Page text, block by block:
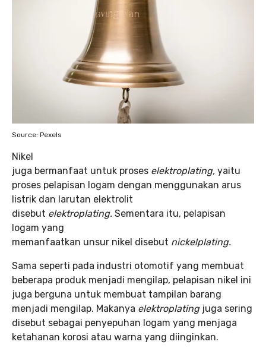
Source: Pexels
Nikel
juga bermanfaat untuk proses elektroplating, yaitu
proses pelapisan logam dengan menggunakan arus
listrik dan larutan elektrolit
disebut elektroplating. Sementara itu, pelapisan
logam yang
memanfaatkan unsur nikel disebut nickelplating.
Sama seperti pada industri otomotif yang membuat
beberapa produk menjadi mengilap, pelapisan nikel ini
juga berguna untuk membuat tampilan barang
menjadi mengilap. Makanya elektroplating juga sering
disebut sebagai penyepuhan logam yang menjaga
ketahanan korosi atau warna yang diinginkan.